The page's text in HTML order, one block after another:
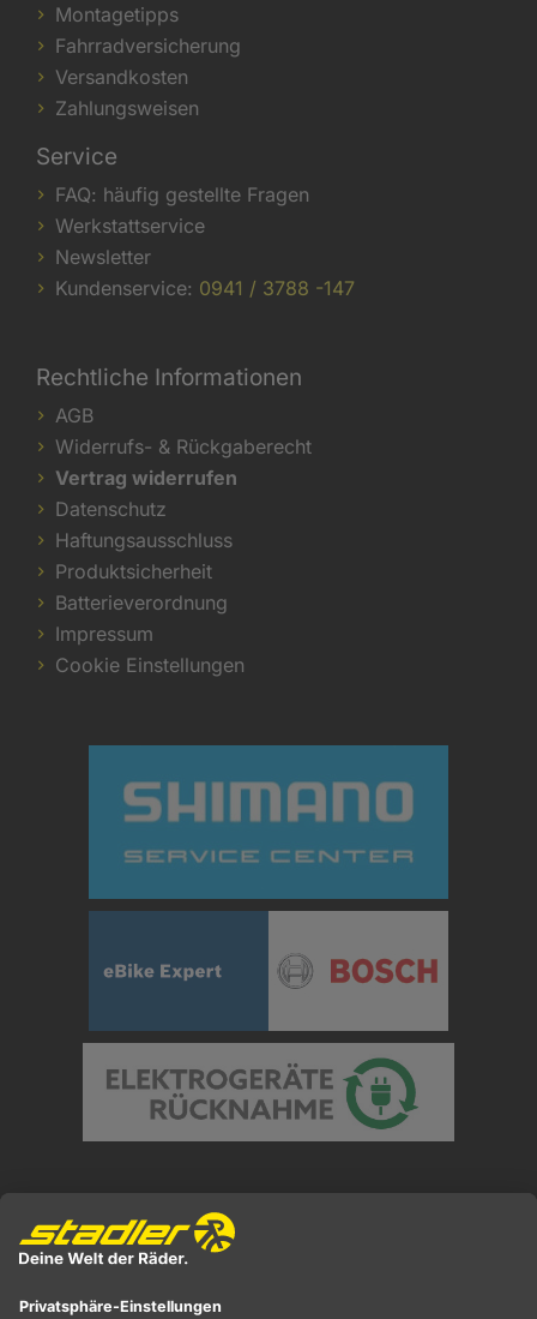
Montagetipps
Fahrradversicherung
Versandkosten
Zahlungsweisen
Service
FAQ: häufig gestellte Fragen
Werkstattservice
Newsletter
Kundenservice: 0941 / 3788 -147
Rechtliche Informationen
AGB
Widerrufs- & Rückgaberecht
Vertrag widerrufen
Datenschutz
Haftungsausschluss
Produktsicherheit
Batterieverordnung
Impressum
Cookie Einstellungen